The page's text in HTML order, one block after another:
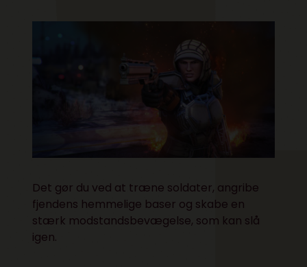
Det gør du ved at træne soldater, angribe
fjendens hemmelige baser og skabe en
stærk modstandsbevægelse, som kan slå
igen.